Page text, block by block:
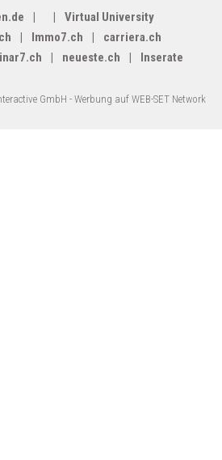
Virtual University
Immo7.ch
carriera.ch
neueste.ch Inserate
GmbH - Werbung auf WEB-SET Network